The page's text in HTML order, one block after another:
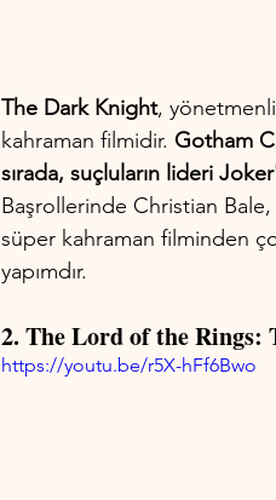
The Dark Knight,
kahraman filmidir. Gotham
sırada, suçluların lideri
Başrollerinde Christian
süper kahraman filminden
yapımdır.
2. The Lord of the Rings:
https://youtu.be/r5X-hFf6Bwo